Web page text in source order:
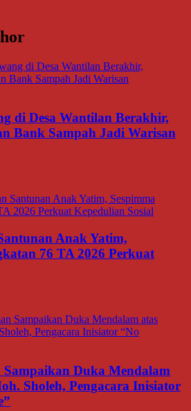
di Desa Wantilan Berakhir,
Bank Sampah Jadi Warisan
Anak Yatim,
76 TA 2026 Perkuat
Duka Mendalam
Sholeh, Pengacara Inisiator